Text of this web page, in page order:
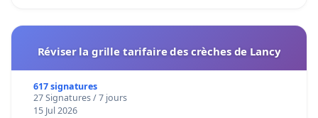
Réviser la grille tarifaire des crèches de Lancy
617 signatures
27 Signatures / 7 jours
15 Jul 2026